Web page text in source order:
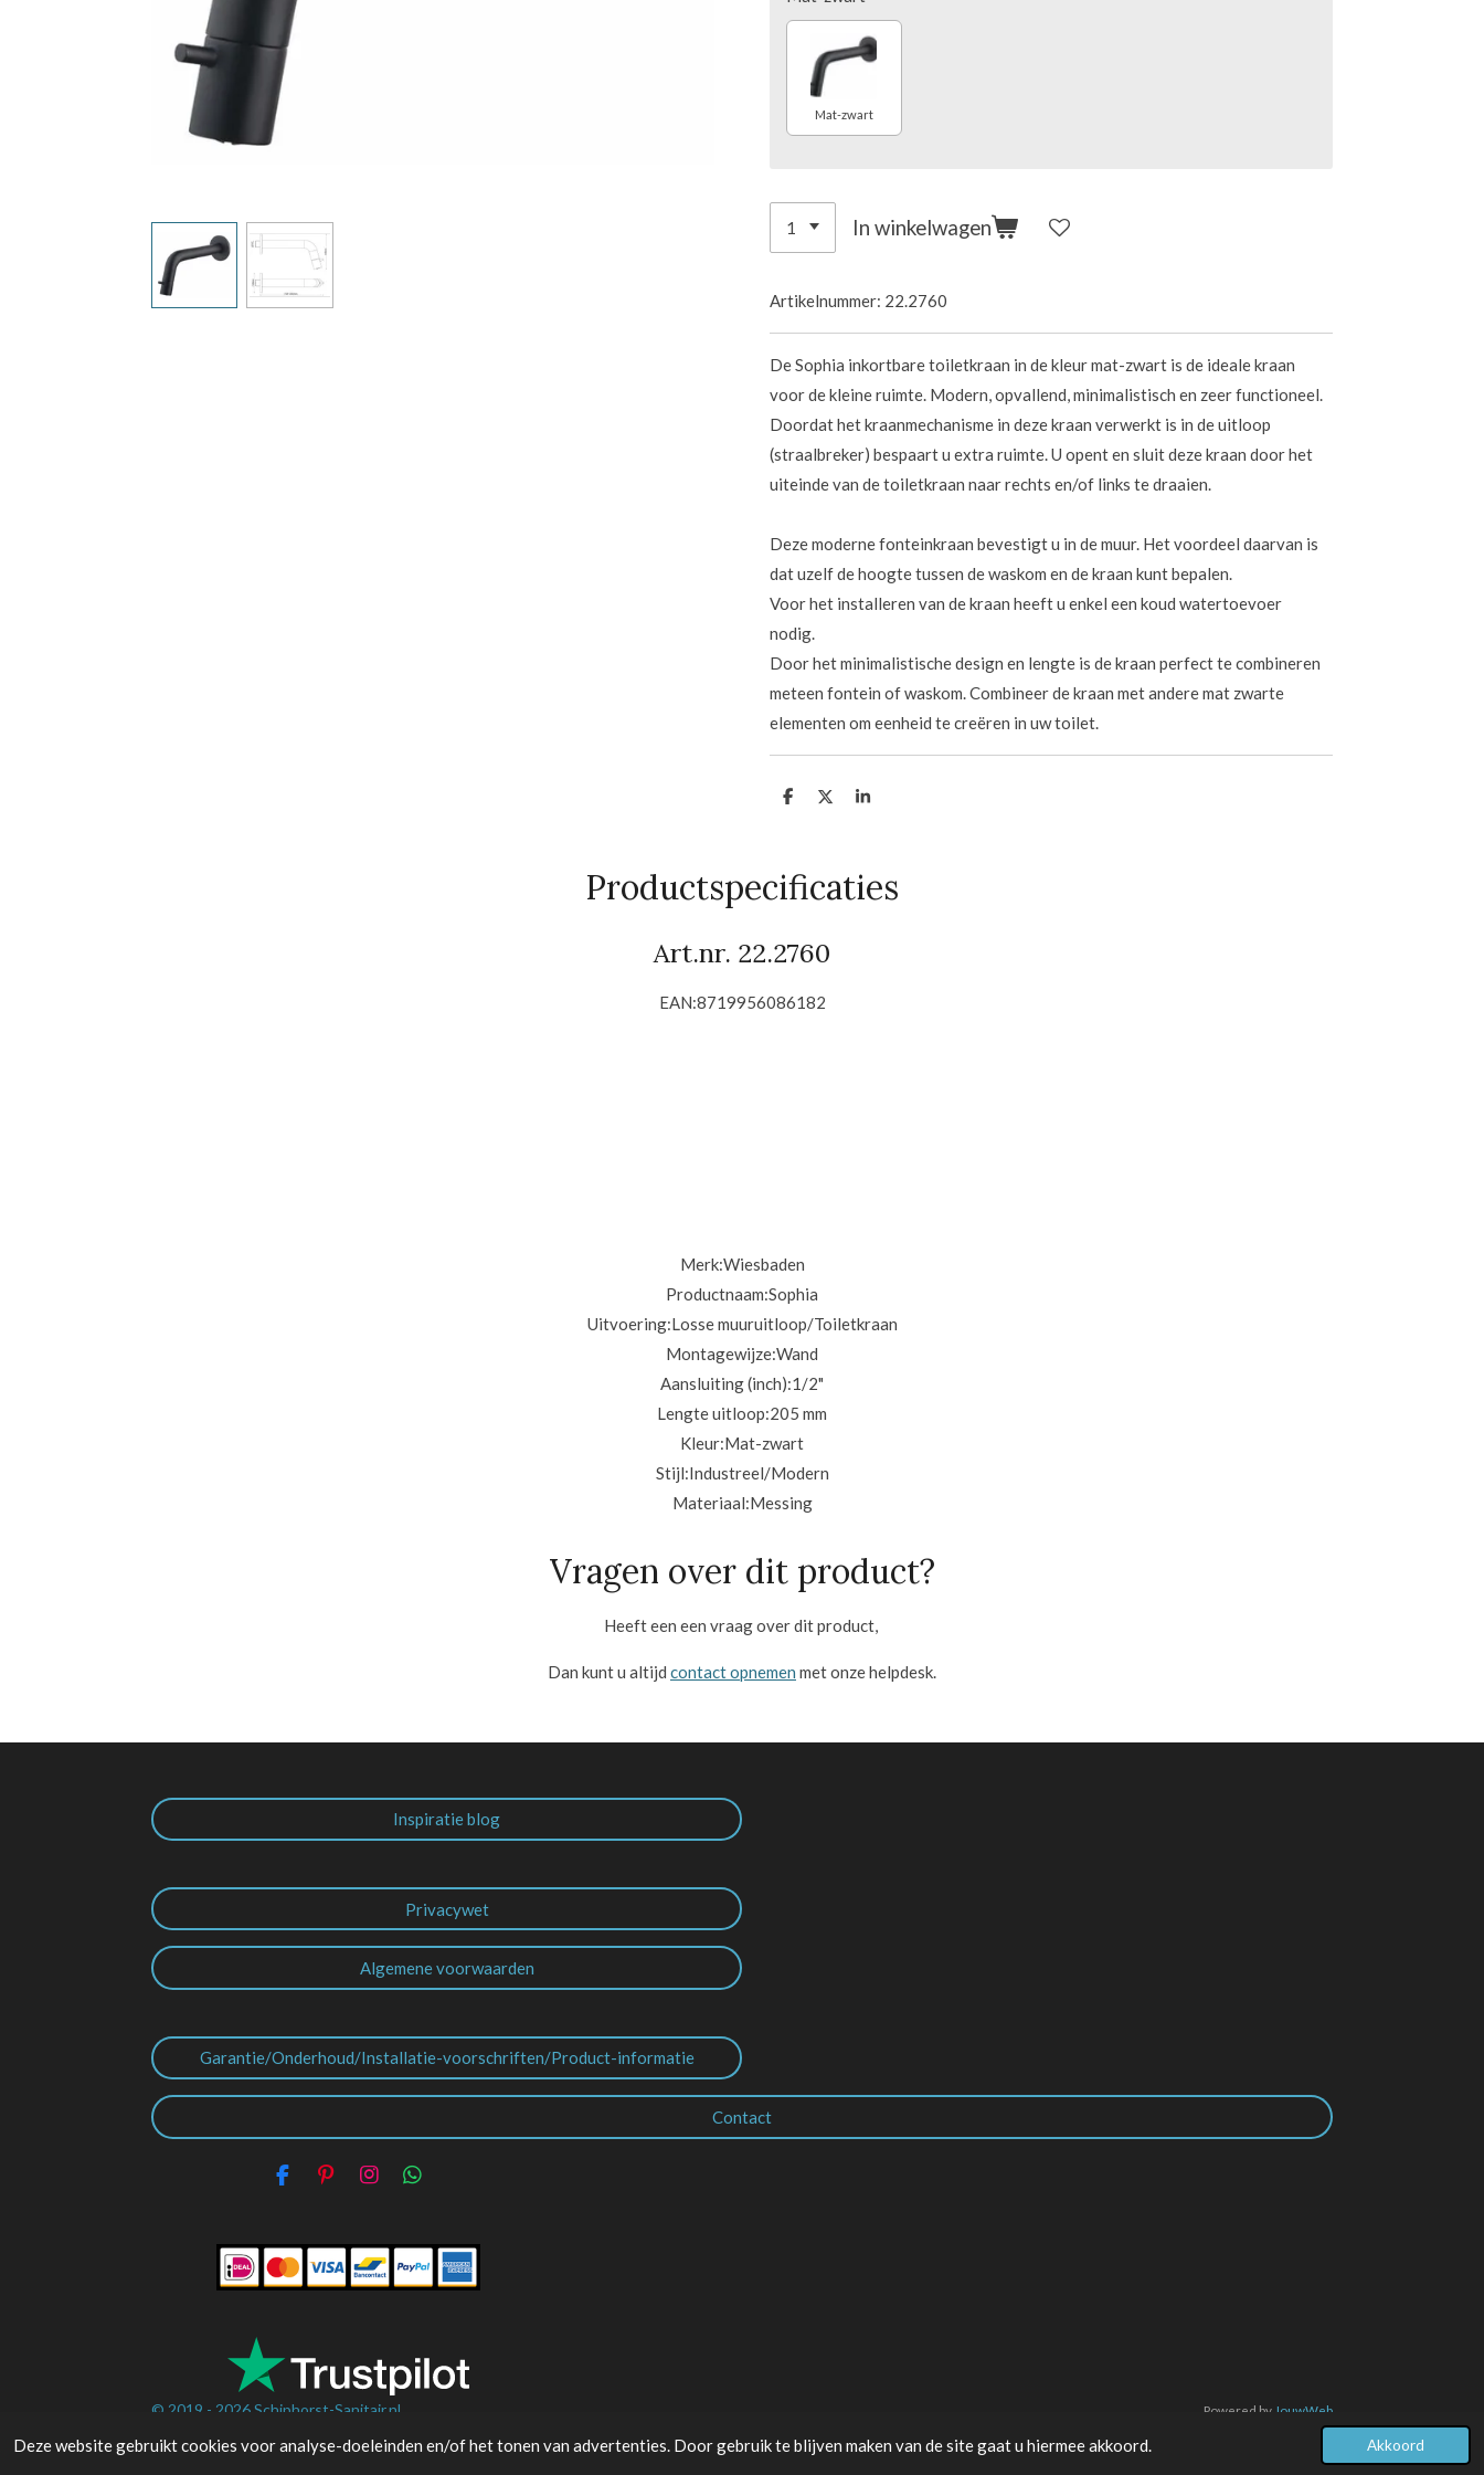
Deze website gebruikt cookies voor analyse-doeleinden en/of het tonen van advertenties. Door gebruik te blijven maken van de site gaat u hiermee akkoord. Akkoord
Mat-zwart
In winkelwagen
Artikelnummer: 22.2760
De Sophia inkortbare toiletkraan in de kleur mat-zwart is de ideale kraan
voor de kleine ruimte. Modern, opvallend, minimalistisch en zeer functioneel.
Doordat hetkraanmechanisme in deze kraan verwerkt is in de uitloop
(straalbreker) bespaart u extra ruimte. U opent en sluit deze kraan door het
uiteinde van de toiletkraan naar rechts en/of links te draaien.
Deze moderne fonteinkraan bevestigt u in de muur. Het voordeel daarvan is
dat uzelf de hoogte tussen de waskom en de kraan kunt bepalen.
Voor het installeren van de kraan heeft u enkel een koud watertoevoer
nodig.
Door het minimalistische design en lengte is de kraan perfect te combineren
meteen fontein of waskom. Combineer de kraan met andere mat zwarte
elementen om eenheid te creëren in uw toilet.
D
D
S
Productspecificaties
Art.nr. 22.2760
EAN:8719956086182
Merk:Wiesbaden
Productnaam:Sophia
Uitvoering:Losse muuruitloop/Toiletkraan
Montagewijze:Wand
Aansluiting (inch):1/2"
Lengte uitloop:205 mm
Kleur:Mat-zwart
Stijl:Industreel/Modern
Materiaal:Messing
Vragen over dit product?
Heeft een een vraag over dit product,
Dan kunt u altijd contact opnemen met onze helpdesk.
Inspiratie blog
Privacywet
Algemene voorwaarden
Garantie/Onderhoud/Installatie-voorschriften/Product-informatie
Contact
F
e
b
o
P
t
e
r
I
t
a
g
W
t
s
A
© 2019 - 2026Schiphorst-Sanitair.nl Powered by JouwWeb